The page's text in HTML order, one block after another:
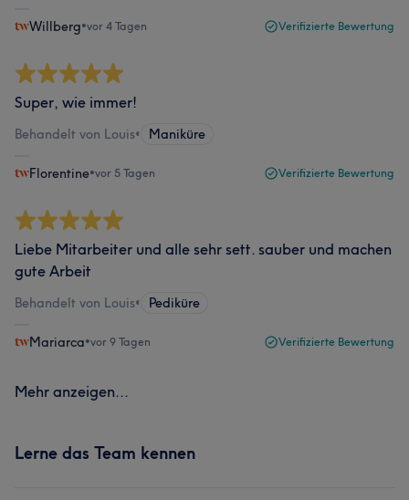
Willberg•vor 4 Tagen Verifizierte Bewertung
Super, wie immer!
Behandelt von Louis• Maniküre
Florentine•vor 5 Tagen Verifizierte Bewertung
Liebe Mitarbeiter und alle sehr sett. sauber und machen
gute Arbeit
Behandelt von Louis• Pediküre
Mariarca•vor 9 Tagen Verifizierte Bewertung
Mehr anzeigen...
Lerne das Team kennen